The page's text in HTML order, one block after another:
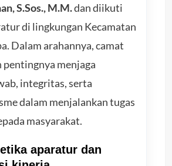
S.Sos., M.M.dan diikuti
di lingkungan Kecamatan
Dalam arahannya, camat
pentingnya menjaga
integritas, serta
dalam menjalankan tugas
masyarakat.
aparatur dan